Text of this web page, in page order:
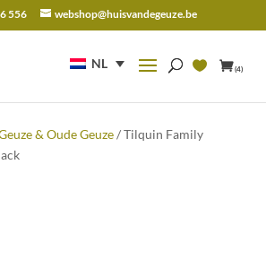
556 webshop@huisvandegeuze.be
NL (4)
& Oude Geuze/ Tilquin Family